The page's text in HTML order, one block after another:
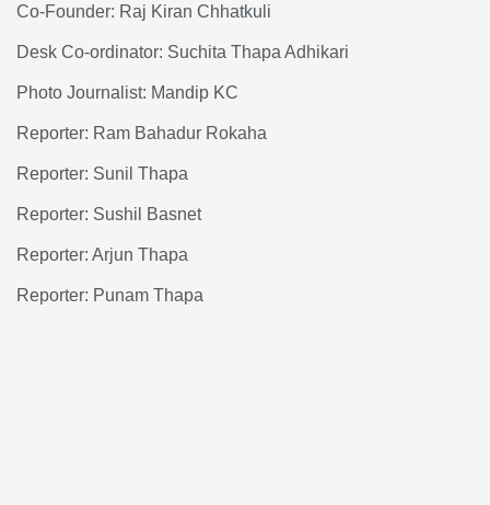
Co-Founder: Raj Kiran Chhatkuli
Desk Co-ordinator: Suchita Thapa Adhikari
Photo Journalist: Mandip KC
Reporter: Ram Bahadur Rokaha
Reporter: Sunil Thapa
Reporter: Sushil Basnet
Reporter: Arjun Thapa
Reporter: Punam Thapa